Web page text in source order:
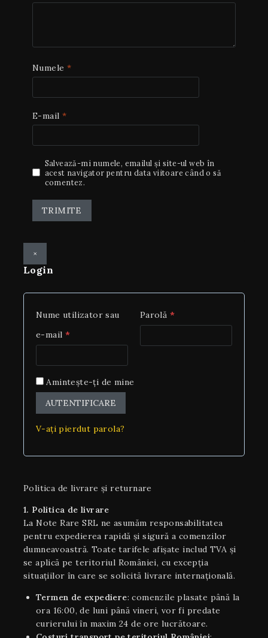
Numele *
E-mail *
Salvează-mi numele, emailul și site-ul web în
acest navigator pentru data viitoare când o să
comentez.
×
Login
Nume utilizator sau
e-mail *
Parolă *
Amintește-ți de mine
AUTENTIFICARE
V-ați pierdut parola?
Politica de livrare și returnare
1. Politica de livrare
La Note Rare SRL ne asumăm responsabilitatea
pentru expedierea rapidă și sigură a comenzilor
dumneavoastră. Toate tarifele afișate includ TVA și
se aplică pe teritoriul României, cu excepția
situaţiilor în care se solicită livrare internaţională.
Termen de expediere: comenzile plasate până la
ora 16:00, de luni până vineri, vor fi predate
curierului în maxim 24 de ore lucrătoare.